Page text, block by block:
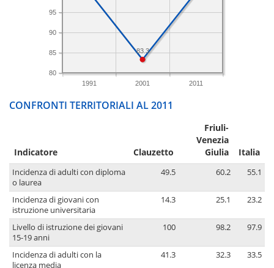
1991 2001 2011
80
85
90
95
83.3
CONFRONTI TERRITORIALI AL 2011
Indicatore Clauzetto
Friuli-
Venezia
Giulia
Italia
Incidenza di adulti con diploma
o laurea
49.5 60.2 55.1
Incidenza di giovani con
istruzione universitaria
14.3 25.1 23.2
Livello di istruzione dei giovani
15-19 anni
100 98.2 97.9
Incidenza di adulti con la
licenza media
41.3 32.3 33.5